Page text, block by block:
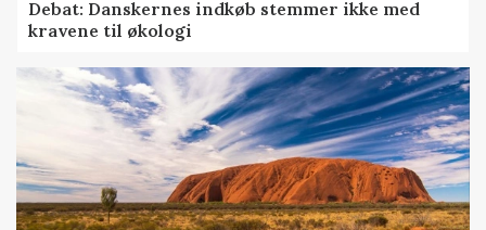
Debat: Danskernes indkøb stemmer ikke med
kravene til økologi